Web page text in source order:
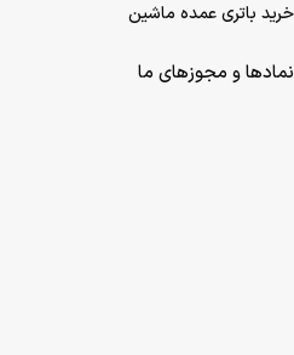
خرید باتری عمده ماشین
نمادها و مجوزهای ما